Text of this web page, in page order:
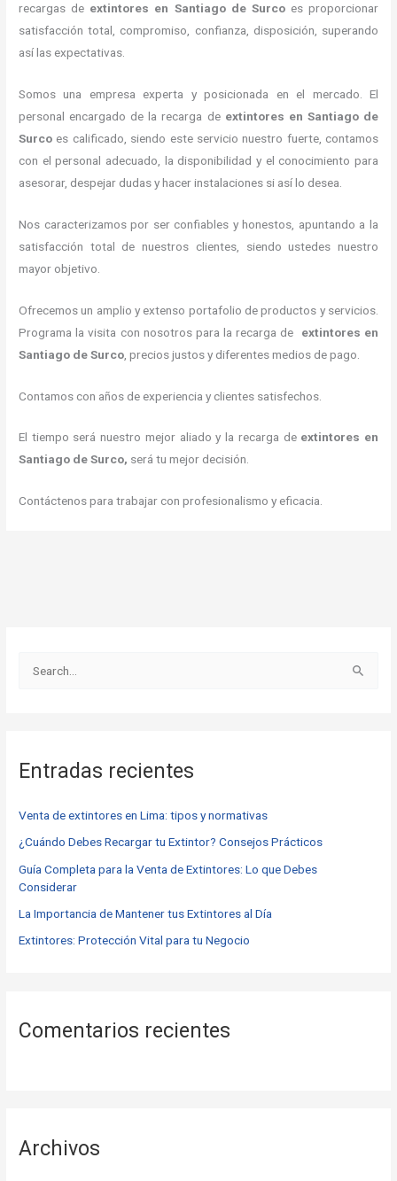
recargas de extintores en Santiago de Surcoes proporcionar
satisfacción total, compromiso, confianza, disposición, superando
así las expectativas.
Somos una empresa experta y posicionada en el mercado. El
personal encargado de la recarga de extintores en Santiago de
Surco es calificado, siendo este servicio nuestro fuerte, contamos
con el personal adecuado, la disponibilidad y el conocimiento para
asesorar, despejar dudas y hacer instalaciones si así lo desea.
Nos caracterizamos por ser confiables y honestos, apuntando a la
satisfacción total de nuestros clientes, siendo ustedes nuestro
mayor objetivo.
Ofrecemos un amplio y extenso portafolio de productos y servicios.
Programa la visita con nosotros para la recarga de extintores en
Santiago de Surco , precios justos y diferentes medios de pago.
Contamos con años de experiencia y clientes satisfechos.
El tiempo será nuestro mejor aliado y la recarga de extintores en
Santiago de Surco, será tu mejor decisión.
Contáctenos para trabajar con profesionalismo y eficacia.
a
p
o
r
:
Entradas recientes
Venta de extintores en Lima: tipos y normativas
¿Cuándo Debes Recargar tu Extintor? Consejos Prácticos
Guía Completa para la Venta de Extintores: Lo que Debes
Considerar
La Importancia de Mantener tus Extintores al Día
Extintores: Protección Vital para tu Negocio
Comentarios recientes
Archivos